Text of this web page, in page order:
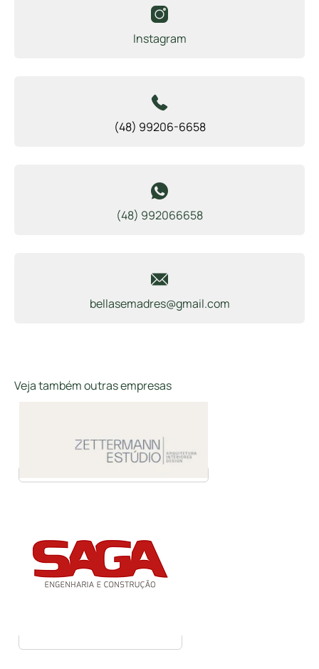
Instagram
(48) 99206-6658
(48) 992066658
bellasemadres@gmail.com
Veja também outras empresas